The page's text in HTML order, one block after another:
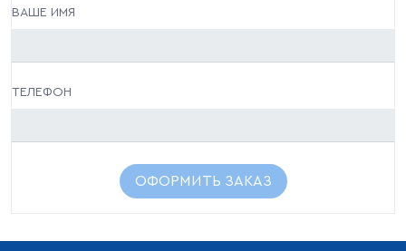
ВАШЕ ИМЯ
ТЕЛЕФОН
ОФОРМИТЬ ЗАКАЗ